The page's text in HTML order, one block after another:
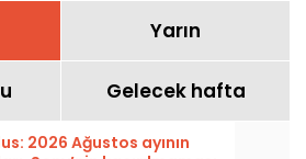
Yarın
Gelecek hafta
2026 Ağustos ayının